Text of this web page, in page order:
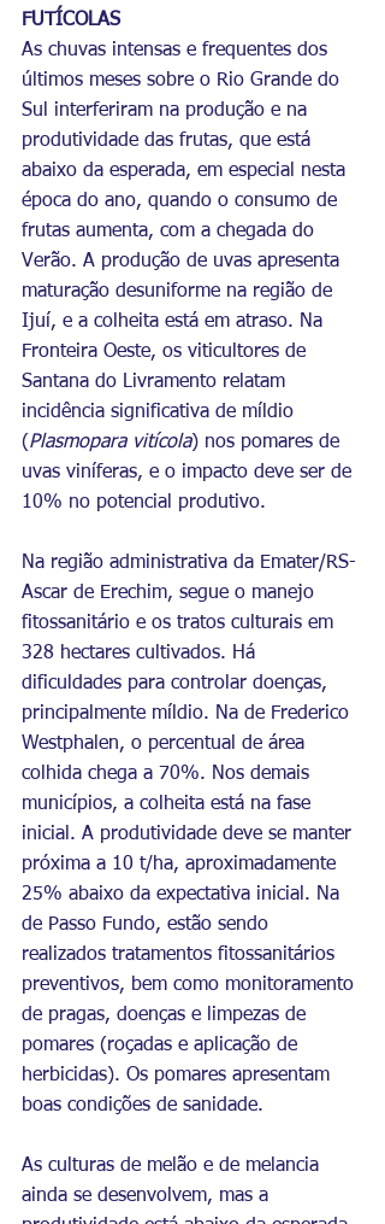
FUTÍCOLAS
As chuvas intensas e frequentes dos
últimos meses sobre o Rio Grande do
Sul interferiram na produção e na
produtividade das frutas, que está
abaixo da esperada, em especial nesta
época do ano, quando o consumo de
frutas aumenta, com a chegada do
Verão. A produção de uvas apresenta
maturação desuniforme na região de
Ijuí, e a colheita está em atraso. Na
Fronteira Oeste, os viticultores de
Santana do Livramento relatam
incidência significativa de míldio
(Plasmopara vitícola) nos pomares de
uvas viníferas, e o impacto deve ser de
10% no potencial produtivo.
Na região administrativa da Emater/RS-
Ascar de Erechim, segue o manejo
fitossanitário e os tratos culturais em
328 hectares cultivados. Há
dificuldades para controlar doenças,
principalmente míldio. Na de Frederico
Westphalen, o percentual de área
colhida chega a 70%. Nos demais
municípios, a colheita está na fase
inicial. A produtividade deve se manter
próxima a 10 t/ha, aproximadamente
25% abaixo da expectativa inicial. Na
de Passo Fundo, estão sendo
realizados tratamentos fitossanitários
preventivos, bem como monitoramento
de pragas, doenças e limpezas de
pomares (roçadas e aplicação de
herbicidas). Os pomares apresentam
boas condições de sanidade.
As culturas de melão e de melancia
ainda se desenvolvem, mas a